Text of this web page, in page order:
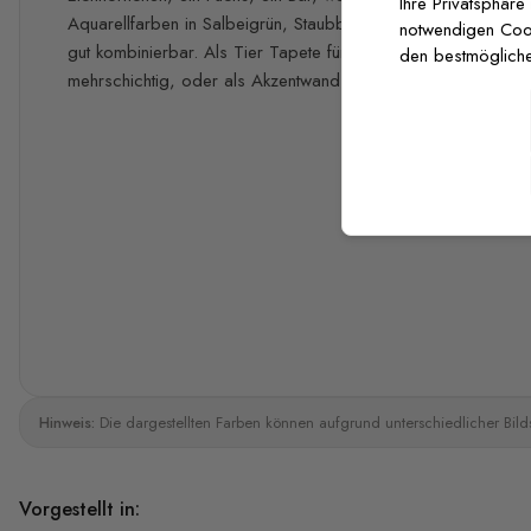
Aquarellfarben in Salbeigrün, Staubblau, hellem Rosé,
gut kombinierbar. Als Tier Tapete fürs Kinderzimmer
mehrschichtig, oder als Akzentwand zu lackierten Möbeln,
Hinweis: Die dargestellten Farben können aufgrund unterschiedlicher
Vorgestellt in:
notwendigen
den